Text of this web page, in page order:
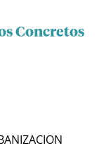
Concretos